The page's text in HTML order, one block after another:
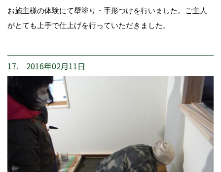
お施主様の体験にて壁塗り・手形つけを行いました。ご主人
がとても上手で仕上げを行っていただきました。
17. 2016年02月11日